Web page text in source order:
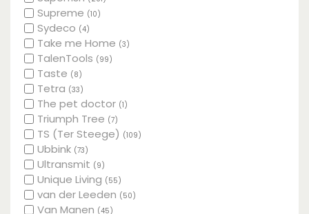
Supreme (10)
Sydeco (4)
Take me Home (3)
TalenTools (99)
Taste (8)
Tetra (33)
The pet doctor (1)
Triumph Tree (7)
TS (Ter Steege) (109)
Ubbink (73)
Ultransmit (9)
Unique Living (55)
van der Leeden (50)
Van Manen (45)